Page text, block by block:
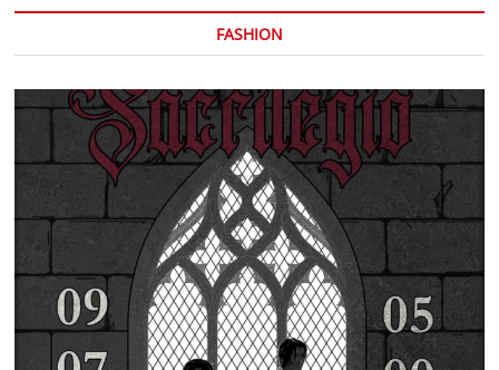
FASHION